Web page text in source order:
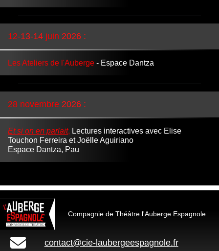
12-13-14 juin 2026 :
Les Ateliers de l'Auberge - Espace Dantza
28 novembre 2026 :
Et si on en parlait, Lectures interactives avec Elise
Touchon Ferreira et Joëlle Aguiriano
Espace Dantza, Pau
Compagnie de Théâtre l'Auberge Espagnole
contact@cie-laubergeespagnole.fr